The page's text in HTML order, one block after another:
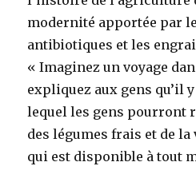
modernité apportée par
antibiotiques et les
« Imaginez un voyage
expliquez aux gens qu’il
lequel les gens pourront
des légumes frais et de
qui est disponible à tout